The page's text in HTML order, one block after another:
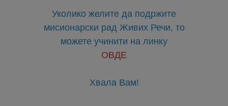
Уколико желите да подржите
мисионарски рад Живих Речи, то
можете учинити на линку
ОВДЕ
Хвала Вам!